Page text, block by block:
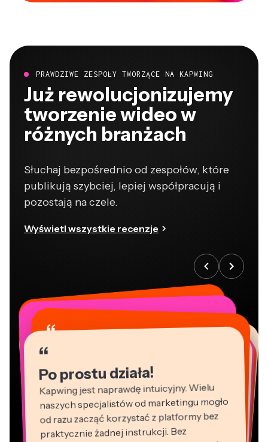
PRAWDZIWE ZESPOŁY TWORZĄCE NA KAPWING
Już rewolucjonizujemy
tworzenie wideo w
różnych branżach
Słuchaj bezpośrednio od zespołów, które
publikują szybciej, lepiej współpracują i
pozostają na czele.
Wyświetl wszystkie recenzje
“
Po prostu działa!
Kapwing jest naprawdę intuicyjny. Wielu
naszych specjalistów od marketingu mogło
od razu zacząć korzystać z platformy bez
praktycznie żadnej instrukcji. Bez
“
“
““
“
“
“